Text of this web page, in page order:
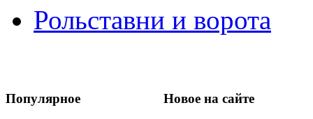
Рольставни и ворота
Популярное Новое на сайте